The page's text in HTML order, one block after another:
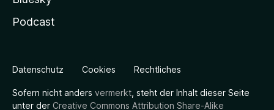
Podcast
Datenschutz Cookies Rechtliches
Sofern nicht anders vermerkt , steht der Inhalt dieser Seite
unter der Creative Commons Attribution Share-Alike